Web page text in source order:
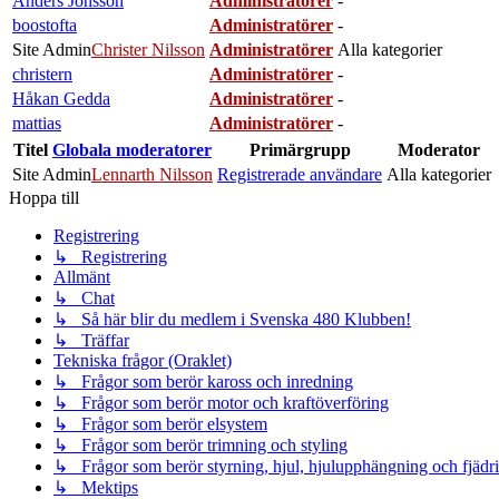
boostofta
Administratörer -
Site AdminChrister Nilsson Administratörer Alla kategorier
christern
Administratörer -
Håkan Gedda
Administratörer -
mattias
Administratörer -
Titel Globala moderatorer Primärgrupp
Moderator
Site AdminLennarth Nilsson Registrerade användare Alla kategorier
Hoppa till
Registrering
↳ Registrering
Allmänt
↳ Chat
↳ Så här blir du medlem i Svenska 480 Klubben!
↳ Träffar
Tekniska frågor (Oraklet)
↳ Frågor som berör kaross och inredning
↳ Frågor som berör motor och kraftöverföring
↳ Frågor som berör elsystem
↳ Frågor som berör trimning och styling
↳ Frågor som berör styrning, hjul, hjulupphängning och
↳ Mektips